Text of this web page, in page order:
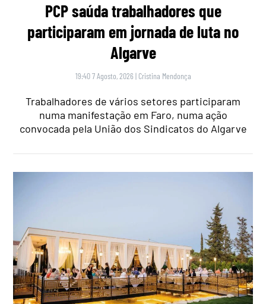
PCP saúda trabalhadores que
participaram em jornada de luta no
Algarve
19:40 7 Agosto, 2026 | Cristina Mendonça
Trabalhadores de vários setores participaram
numa manifestação em Faro, numa ação
convocada pela União dos Sindicatos do Algarve